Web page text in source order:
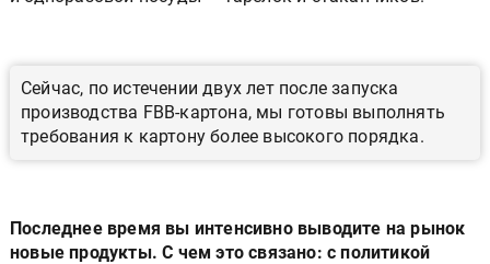
Сейчас, по истечении двух лет после запуска
производства FBB-картона, мы готовы выполнять
требования к картону более высокого порядка.
Последнее время вы интенсивно выводите на рынок
новые продукты. С чем это связано: с политикой